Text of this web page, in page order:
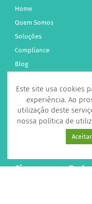
Home
Quem Somos
Soluções
Compliance
Blog
Receba
Siga-nos nas
Este site usa cookies
experiência. Ao
utilização deste
nossa política de
Aceitar